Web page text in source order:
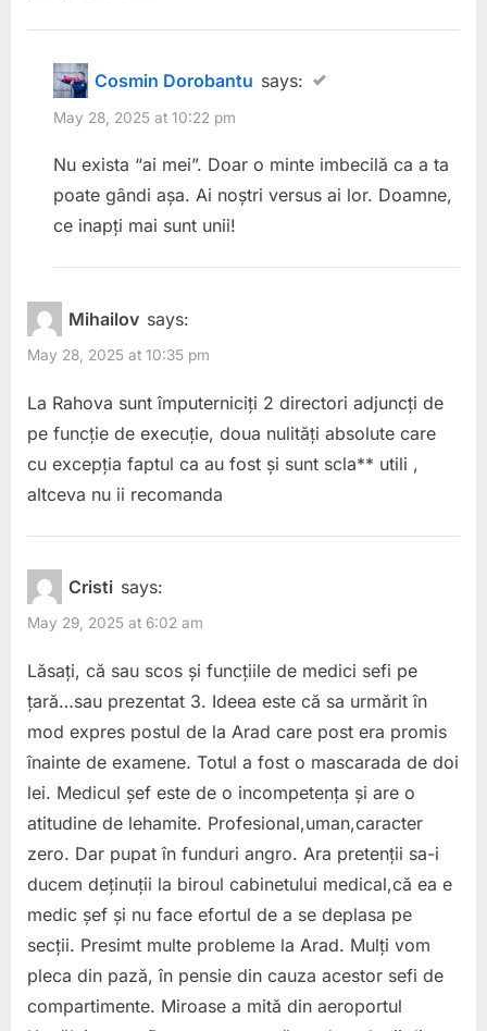
Cosmin Dorobantu says:
May 28, 2025 at 10:22 pm
Nu exista “ai mei”. Doar o minte imbecilă ca a ta
poate gândi așa. Ai noștri versus ai lor. Doamne,
ce inapți mai sunt unii!
Mihailov says:
May 28, 2025 at 10:35 pm
La Rahova sunt împuterniciți 2 directori adjuncți de
pe funcție de execuție, doua nulități absolute care
cu excepția faptul ca au fost și sunt scla** utili ,
altceva nu ii recomanda
Cristi says:
May 29, 2025 at 6:02 am
Lăsați, că sau scos și funcțiile de medici sefi pe
țară…sau prezentat 3. Ideea este că sa urmărit în
mod expres postul de la Arad care post era promis
înainte de examene. Totul a fost o mascarada de doi
lei. Medicul șef este de o incompetența și are o
atitudine de lehamite. Profesional,uman,caracter
zero. Dar pupat în funduri angro. Ara pretenții sa-i
ducem deținuții la biroul cabinetului medical,că ea e
medic șef și nu face efortul de a se deplasa pe
secții. Presimt multe probleme la Arad. Mulți vom
pleca din pază, în pensie din cauza acestor sefi de
compartimente. Miroase a mită din aeroportul